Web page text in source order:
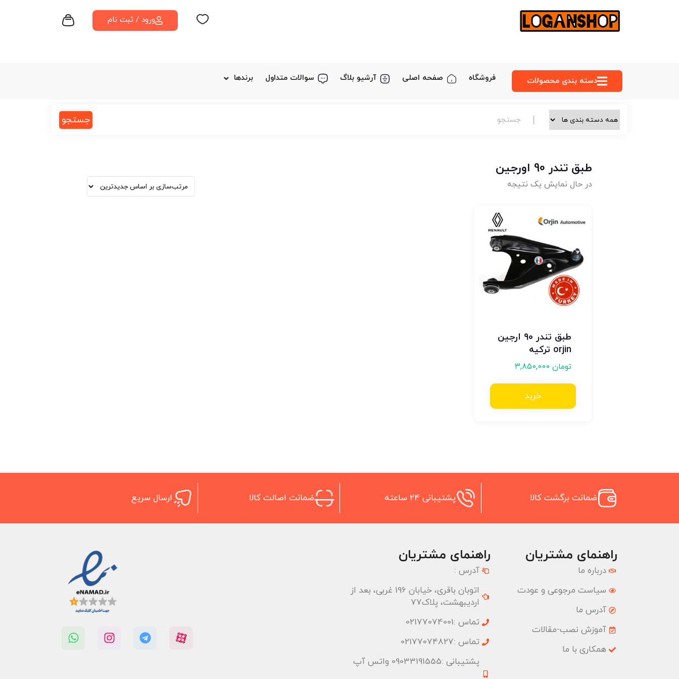
ورود / ثبت نام
دسته‌ بندی محصولات فروشگاه صفحه اصلی آرشیو بلاگ سوالات متداول برندها
جستجو
طبق تندر 90 اورجین
در حال نمایش یک نتیجه
طبق تندر ۹۰ ارجین
orjin ترکیه
تومان
خرید
ضمانت برگشت کالا پشتیبانی 24 ساعته ضمانت اصالت کالا ارسال سریع
راهنمای مشتریان
درباره ما
سیاست مرجوعی و عودت
آدرس ما
آموزش نصب-مقالات
همکاری با ما
راهنمای مشتریان
آدرس :
اتوبان باقری، خیابان 196 غربی، بعد از
اردیبهشت، پلاک77
تماس :02177074001
تماس :02177074827
پشتیبانی :09033191555 واتس آپ